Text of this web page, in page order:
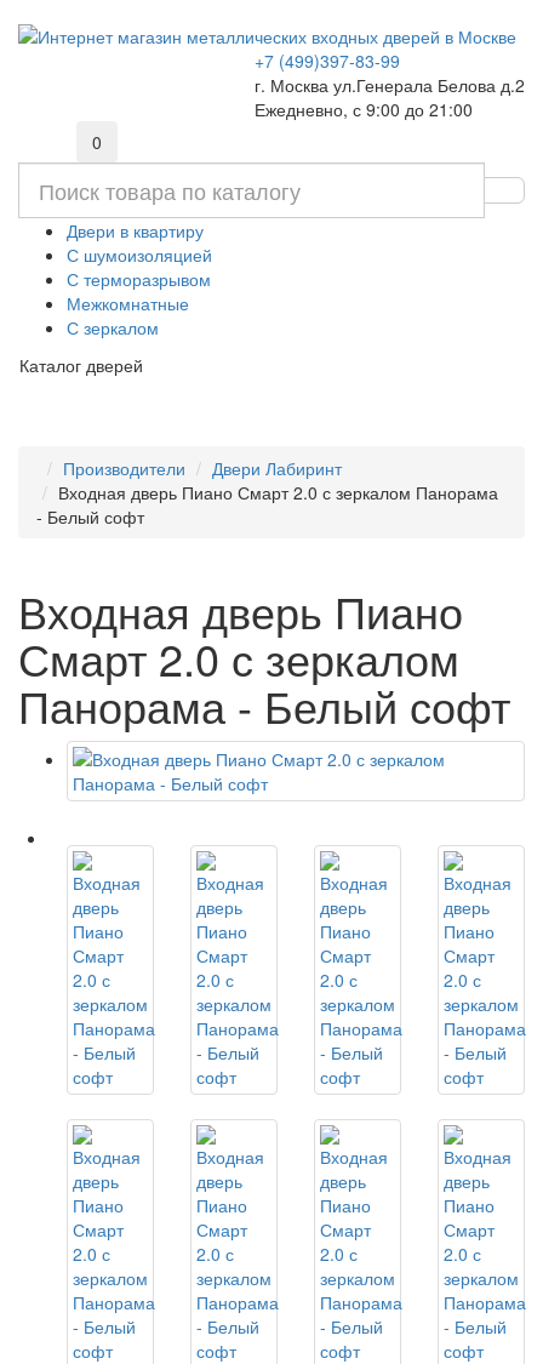
+7 (499)397-83-99
г. Москва ул.Генерала Белова д.2
Ежедневно, с 9:00 до 21:00
0
Двери в квартиру
С шумоизоляцией
С терморазрывом
Межкомнатные
С зеркалом
Каталог дверей
Производители
Двери Лабиринт
Входная дверь Пиано Смарт 2.0 с зеркалом Панорама
- Белый софт
Входная дверь Пиано
Смарт 2.0 с зеркалом
Панорама - Белый софт